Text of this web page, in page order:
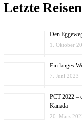
Letzte Reisen
Den
1. Oktober
Ein langes
7. Juni 2023
PCT 2022 –
Kanada
20. März